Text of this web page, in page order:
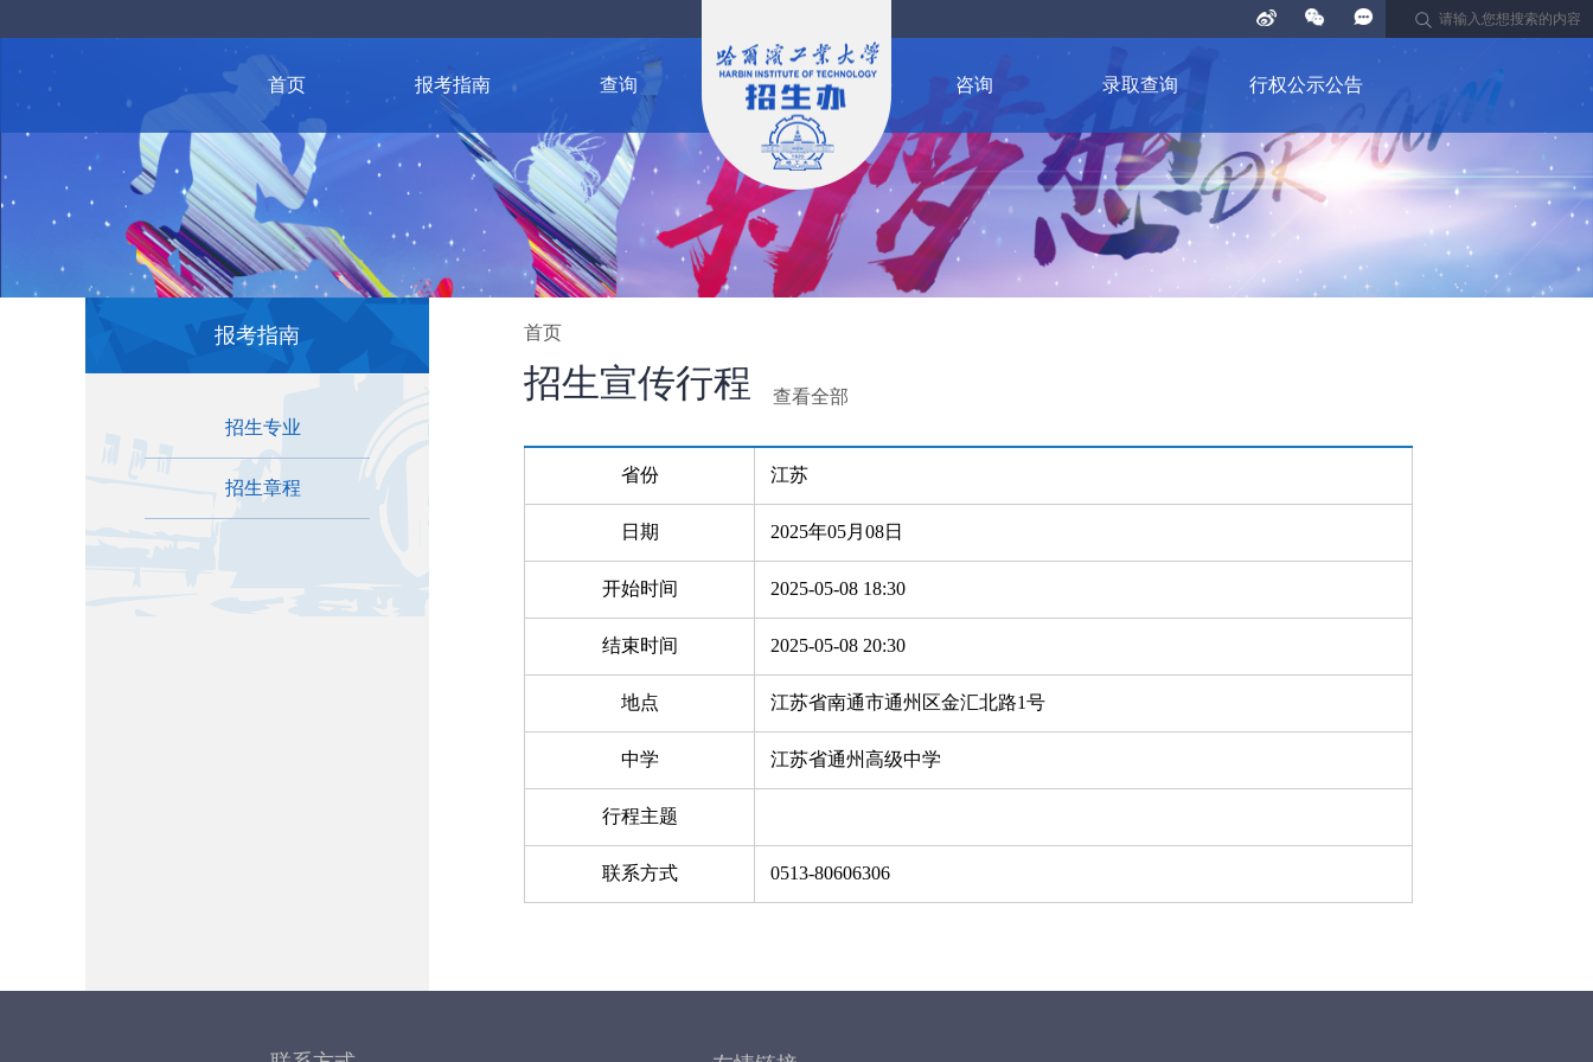
首页 报考指南 查询 咨询 录取查询 行权公示公告
报考指南
招生专业
招生章程
首页
招生宣传行程 查看全部
省份 江苏
日期 2025年05月08日
开始时间 2025-05-08 18:30
结束时间 2025-05-08 20:30
地点 江苏省南通市通州区金汇北路1号
中学 江苏省通州高级中学
行程主题
联系方式 0513-80606306